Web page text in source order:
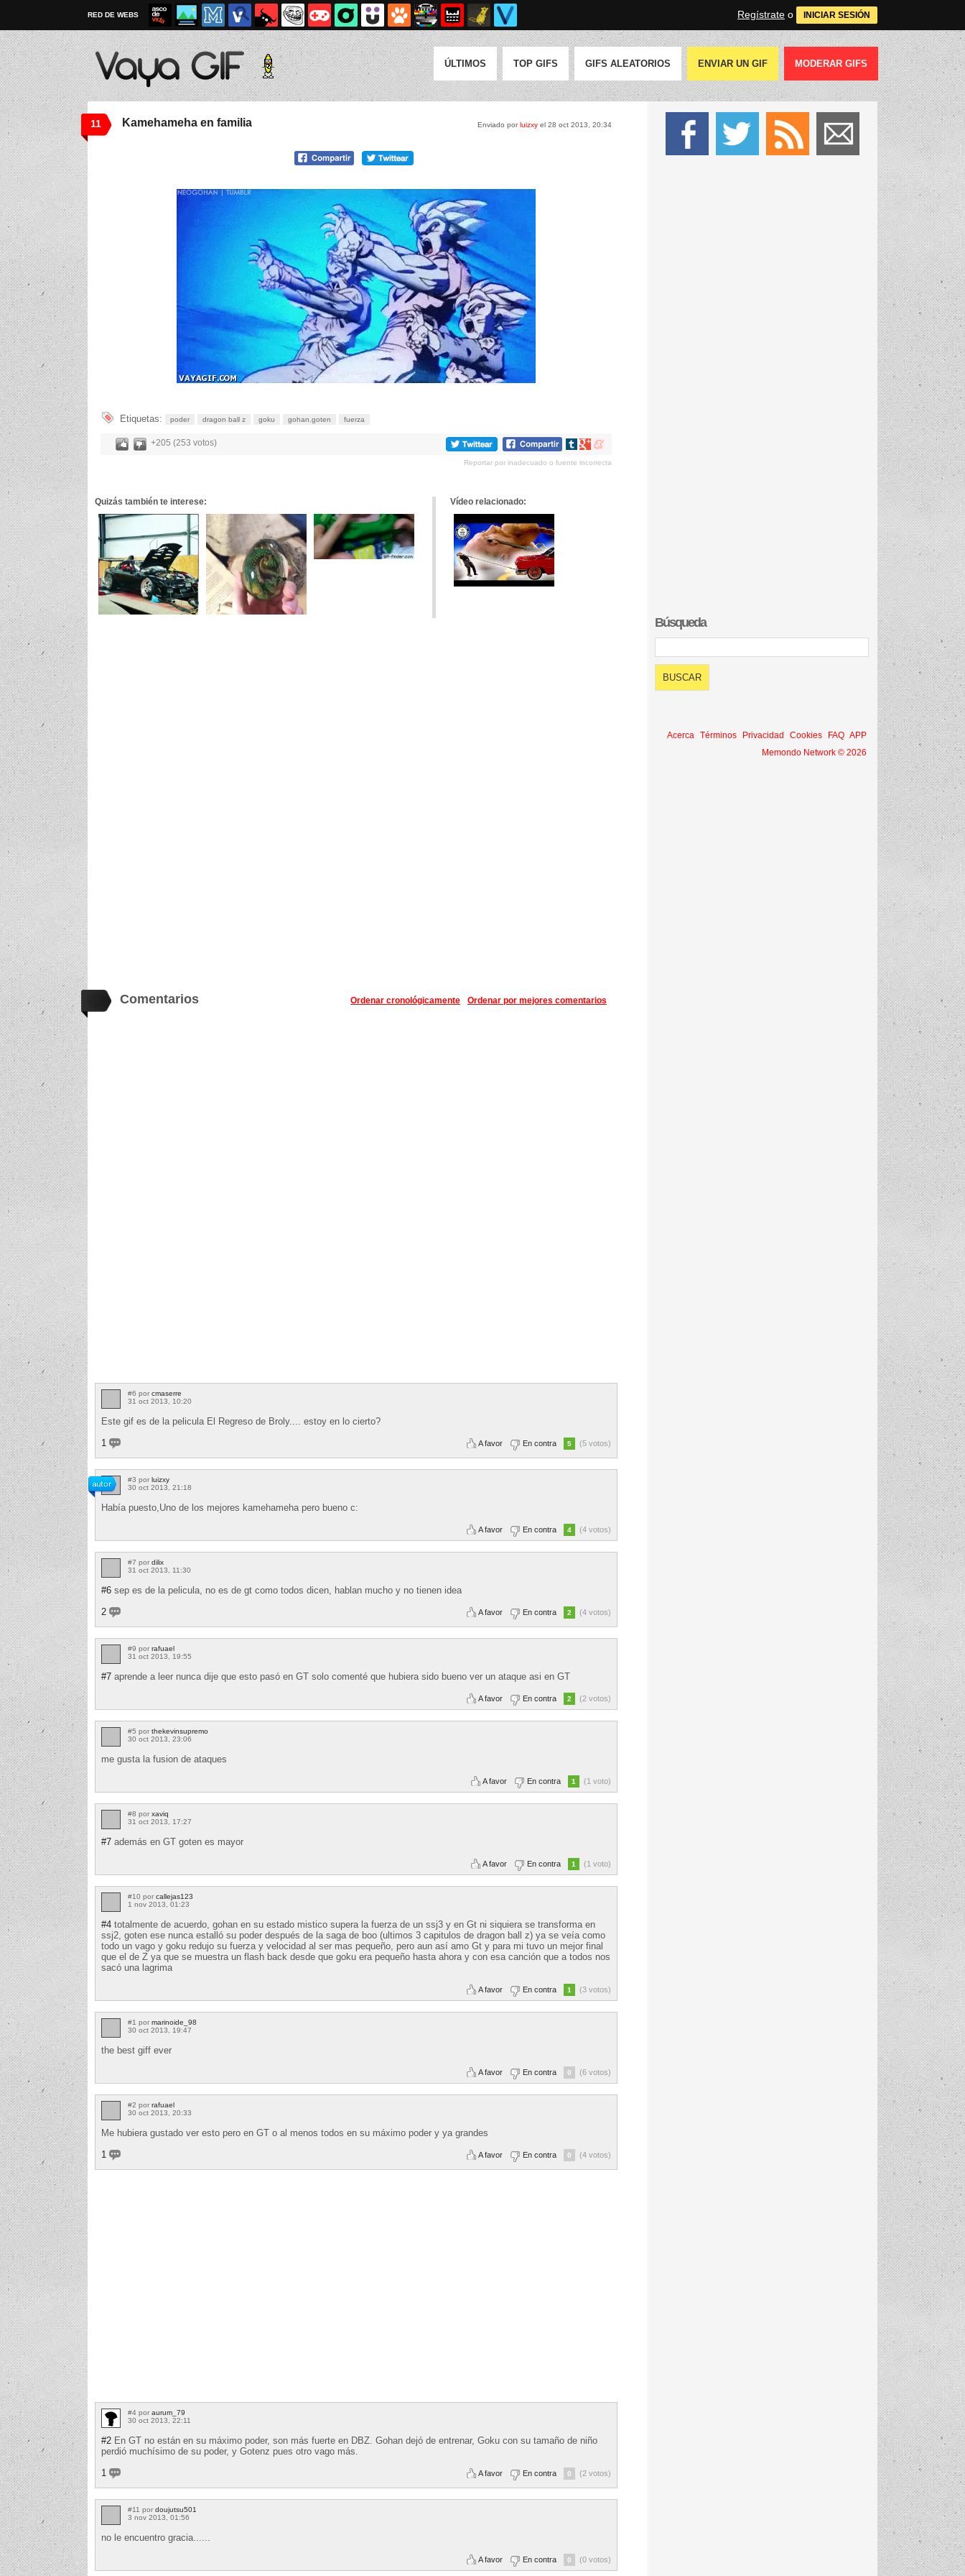
RED DE WEBS Regístrate o INICIAR SESIÓN
ÚLTIMOS TOP GIFS GIFS ALEATORIOS ENVIAR UN GIF MODERAR GIFS
11 Enviado porluizxy el 28 oct 2013, 20:34
Kamehameha en familia
Etiquetas: poder dragon ball z goku gohan.goten fuerza
+205 (253 votos)
Compartir
tumblr
Compartir
Google+
Compartir
meneame
Reportar por inadecuado o fuente incorrecta
Quizás también te interese: Vídeo relacionado:
Comentarios Ordenar por mejores comentarios
Ordenar cronológicamente
#6 por cmaserre
31 oct 2013, 10:20
Este gif es de la pelicula El Regreso de Broly.... estoy en lo cierto?
1
A favor En contra 5 (5 votos)
#3 por luizxy
30 oct 2013, 21:18
Había puesto,Uno de los mejores kamehameha pero bueno c:
A favor En contra 4 (4 votos)
#7 por dilix
31 oct 2013, 11:30
#6 sep es de la pelicula, no es de gt como todos dicen, hablan mucho y no tienen idea
2
A favor En contra 2 (4 votos)
#9 por rafuael
31 oct 2013, 19:55
#7 aprende a leer nunca dije que esto pasó en GT solo comenté que hubiera sido bueno ver un ataque asi en GT
A favor En contra 2 (2 votos)
#5 por thekevinsupremo
30 oct 2013, 23:06
me gusta la fusion de ataques
A favor En contra 1 (1 voto)
#8 por xaviq
31 oct 2013, 17:27
#7 además en GT goten es mayor
A favor En contra 1 (1 voto)
#10 por callejas123
1 nov 2013, 01:23
#4 totalmente de acuerdo, gohan en su estado mistico supera la fuerza de un ssj3 y en Gt ni siquiera se transforma en
ssj2, goten ese nunca estalló su poder después de la saga de boo (ultimos 3 capitulos de dragon ball z) ya se veía como
todo un vago y goku redujo su fuerza y velocidad al ser mas pequeño, pero aun así amo Gt y para mi tuvo un mejor final
que el de Z ya que se muestra un flash back desde que goku era pequeño hasta ahora y con esa canción que a todos nos
sacó una lagrima
A favor En contra 1 (3 votos)
#1 por marinoide_98
30 oct 2013, 19:47
the best giff ever
A favor En contra 0 (6 votos)
#2 por rafuael
30 oct 2013, 20:33
Me hubiera gustado ver esto pero en GT o al menos todos en su máximo poder y ya grandes
1
A favor En contra 0 (4 votos)
#4 por aurum_79
30 oct 2013, 22:11
#2 En GT no están en su máximo poder, son más fuerte en DBZ. Gohan dejó de entrenar, Goku con su tamaño de niño
perdió muchísimo de su poder, y Gotenz pues otro vago más.
1
A favor En contra 0 (2 votos)
#11 por doujutsu501
3 nov 2013, 01:56
no le encuentro gracia......
A favor En contra 0 (0 votos)
Búsqueda
Acerca Términos Privacidad Cookies FAQ APP
Memondo Network © 2026